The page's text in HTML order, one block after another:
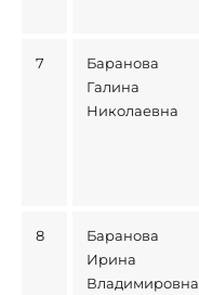
7
Баранова
Галина
Николаевна
8
Баранова
Ирина
Владимировна